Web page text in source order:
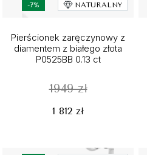
-7% NATURALNY
Pierścionek zaręczynowy z
diamentem z białego złota
P0525BB 0.13 ct
1949 zł
1 812 zł